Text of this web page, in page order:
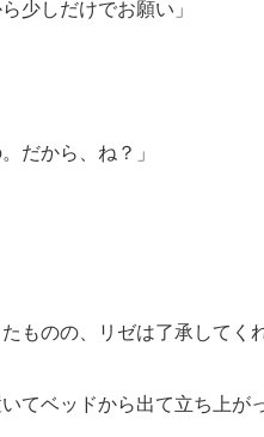
少しだけでお願い」
だから、ね？」
ものの、リゼは了承してく
てベッドから出て立ち上がっ